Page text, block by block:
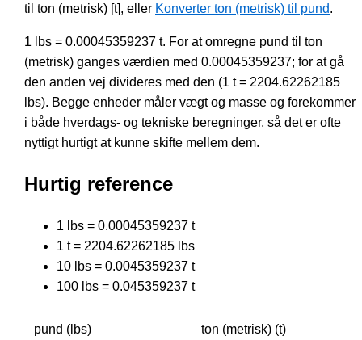
til ton (metrisk) [t], eller Konverter ton (metrisk) til pund.
1 lbs = 0.00045359237 t. For at omregne pund til ton
(metrisk) ganges værdien med 0.00045359237; for at gå
den anden vej divideres med den (1 t = 2204.62262185
lbs). Begge enheder måler vægt og masse og forekommer
i både hverdags- og tekniske beregninger, så det er ofte
nyttigt hurtigt at kunne skifte mellem dem.
Hurtig reference
1 lbs = 0.00045359237 t
1 t = 2204.62262185 lbs
10 lbs = 0.0045359237 t
100 lbs = 0.045359237 t
pund (lbs) ton (metrisk) (t)